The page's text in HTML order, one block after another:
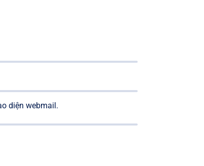
diện webmail.